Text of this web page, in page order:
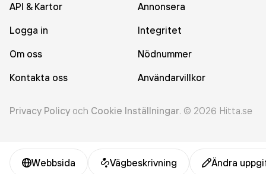
Webbsida Vägbeskrivning Ändra
API & Kartor
Annonsera
Logga in
Integritet
Om oss
Nödnummer
Kontakta oss
Användarvillkor
Privacy Policy och Cookie Inställningar. © 2026 Hitta.se